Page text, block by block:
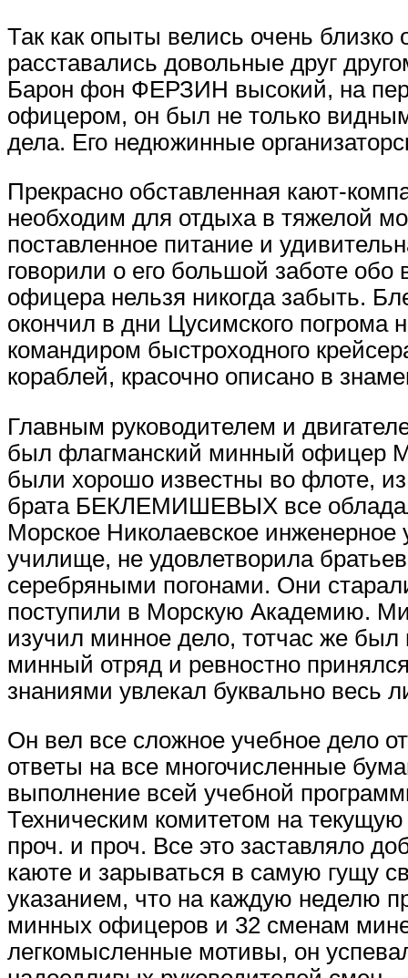
Так как опыты велись очень
расставались довольные друг
Барон фон ФЕРЗИН высокий, на
офицером, он был не только
дела. Его недюжинные
Прекрасно обставленная кают-
необходим для отдыха в тяжелой
поставленное питание и
говорили о его большой заботе
офицера нельзя никогда забыть.
окончил в дни Цусимского
командиром быстроходного
кораблей, красочно описано в
Главным руководителем и
был флагманский минный
были хорошо известны во флоте,
брата БЕКЛЕМИШЕВЫХ все
Морское Николаевское инженерное
училище, не удовлетворила
серебряными погонами. Они
поступили в Морскую Академию.
изучил минное дело, тотчас же
минный отряд и ревностно
знаниями увлекал буквально весь
Он вел все сложное учебное дело
ответы на все многочисленные
выполнение всей учебной
Техническим комитетом на
проч. и проч. Все это заставляло
каюте и зарываться в самую гущу
указанием, что на каждую неделю
минных офицеров и 32 сменам
легкомысленные мотивы, он